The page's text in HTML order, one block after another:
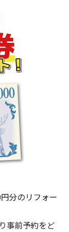
分のリフォー
事前予約をど